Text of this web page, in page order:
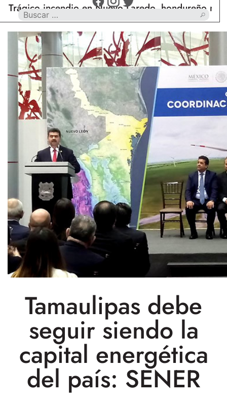
incendio en Nuevo Laredo, hondureño muere
Tamaulipas debe
seguir siendo la
capital energética
del país: SENER